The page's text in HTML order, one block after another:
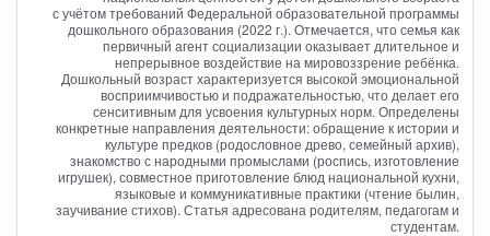
с учётом требований Федеральной образовательной программы
дошкольного образования (2022 г.). Отмечается, что семья как
первичный агент социализации оказывает длительное и
непрерывное воздействие на мировоззрение ребёнка.
Дошкольный возраст характеризуется высокой эмоциональной
восприимчивостью и подражательностью, что делает его
сенситивным для усвоения культурных норм. Определены
конкретные направления деятельности: обращение к истории и
культуре предков (родословное древо, семейный архив),
знакомство с народными промыслами (роспись, изготовление
игрушек), совместное приготовление блюд национальной кухни,
языковые и коммуникативные практики (чтение былин,
заучивание стихов). Статья адресована родителям, педагогам и
студентам.